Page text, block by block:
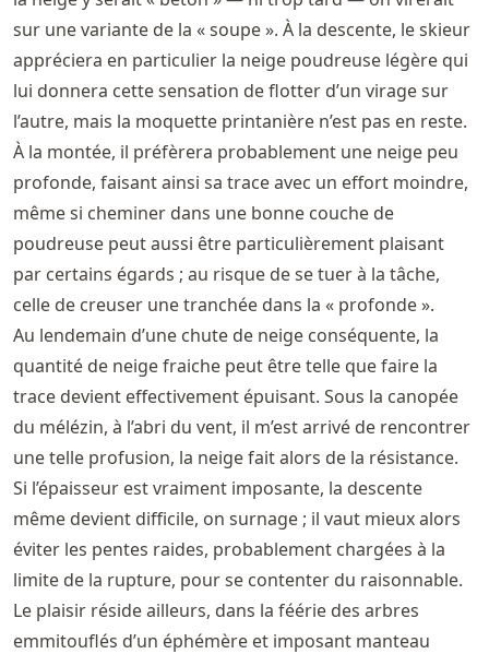
sur une variante de la « soupe ». À la descente, le skieur
appréciera en particulier la neige poudreuse légère qui
lui donnera cette sensation de flotter d’un virage sur
l’autre, mais la moquette printanière n’est pas en reste.
À la montée, il préfèrera probablement une neige peu
profonde, faisant ainsi sa trace avec un effort moindre,
même si cheminer dans une bonne couche de
poudreuse peut aussi être particulièrement plaisant
par certains égards ; au risque de se tuer à la tâche,
celle de creuser une tranchée dans la « profonde ».
Au lendemain d’une chute de neige conséquente, la
quantité de neige fraiche peut être telle que faire la
trace devient effectivement épuisant. Sous la canopée
du mélézin, à l’abri du vent, il m’est arrivé de rencontrer
une telle profusion, la neige fait alors de la résistance.
Si l’épaisseur est vraiment imposante, la descente
même devient difficile, on surnage ; il vaut mieux alors
éviter les pentes raides, probablement chargées à la
limite de la rupture, pour se contenter du raisonnable.
Le plaisir réside ailleurs, dans la féérie des arbres
emmitouflés d’un éphémère et imposant manteau